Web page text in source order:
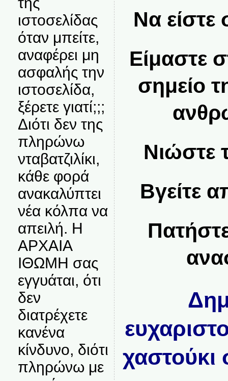
ιστοσελίδας
όταν μπείτε,
αναφέρει μη
ασφαλής την
ιστοσελίδα,
ξέρετε γιατί;;;
Διότι δεν της
πληρώνω
νταβατζιλίκι,
κάθε φορά
ανακαλύπτει
νέα κόλπα να
απειλή. Η
ΑΡΧΑΙΑ
ΙΘΩΜΗ σας
εγγυάται, ότι
δεν
διατρέχετε
κανένα
κίνδυνο, διότι
πληρώνω με
Να
Είμαστε
σημείο
Νιώστε
Βγείτε
χαστούκι